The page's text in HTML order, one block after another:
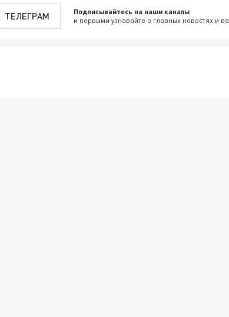
ТЕЛЕГРАМ Подписывайтесь на наши каналы
и первыми узнавайте о главных новостях и